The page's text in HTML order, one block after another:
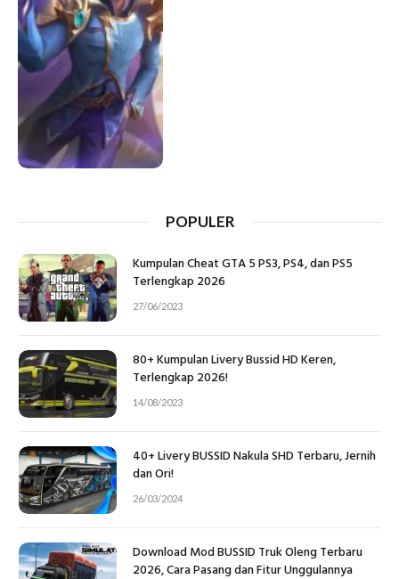
POPULER
Kumpulan Cheat GTA 5 PS3, PS4, dan PS5
Terlengkap 2026
27/06/2023
80+ Kumpulan Livery Bussid HD Keren,
Terlengkap 2026!
14/08/2023
40+ Livery BUSSID Nakula SHD Terbaru, Jernih
dan Ori!
26/03/2024
Download Mod BUSSID Truk Oleng Terbaru
2026, Cara Pasang dan Fitur Unggulannya